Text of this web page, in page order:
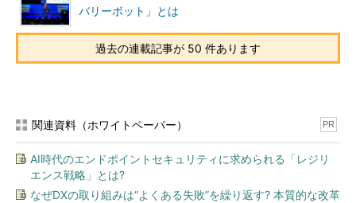
バリーボット」とは
過去の連載記事が 50 件あります
関連資料（ホワイトペーパー） PR
AI時代のエンドポイントセキュリティに求められる「レジリ
エンス戦略」とは?
なぜDXの取り組みは“よくある失敗”を繰り返す? 本質的な改革